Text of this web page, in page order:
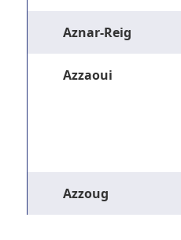
Aznar-Reig
Azzaoui
Azzoug